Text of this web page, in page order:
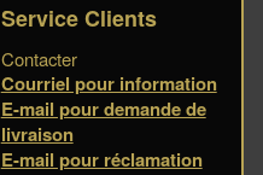
Service Clients
Contacter
Courriel pour information
E-mail pour demande de
livraison
E-mail pour réclamation